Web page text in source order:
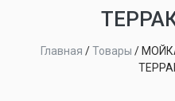
Главная /Товары /